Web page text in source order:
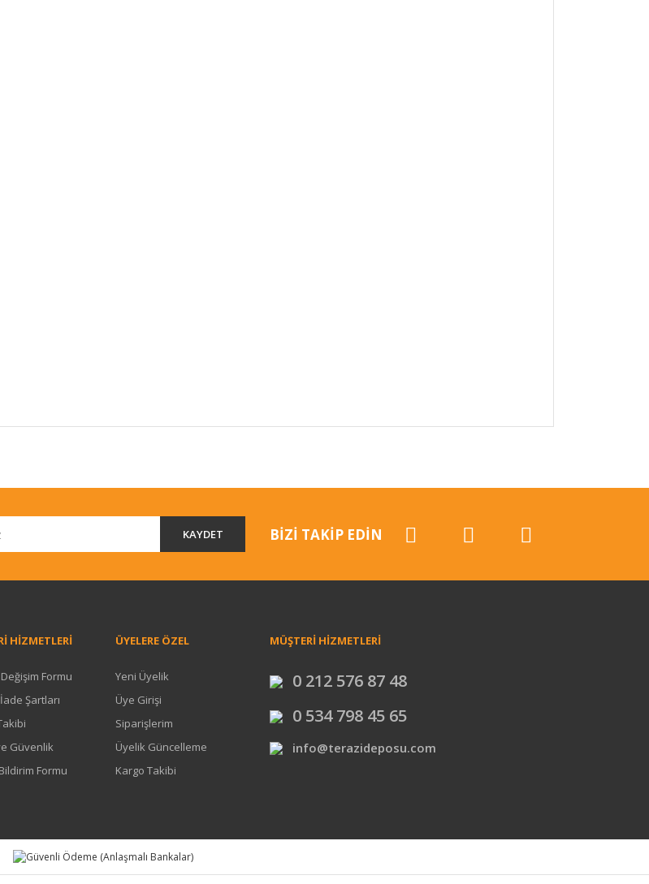
KAYDET BİZİ TAKİP EDİN
HİZMETLERİ
Formu
Şartları
Güvenlik
Formu
ÜYELERE ÖZEL
Yeni Üyelik
Üye Girişi
Siparişlerim
Üyelik Güncelleme
Kargo Takibi
MÜŞTERİ HİZMETLERİ
0 212 576 87 48
0 534 798 45 65
info@terazideposu.com